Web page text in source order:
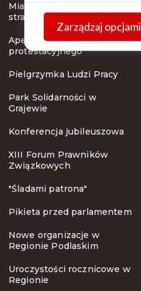
Zarządzaj opcjami
Miasteczko protestacyjne
strażaków
Apel komitetu
protestacyjnego
Pielgrzymka Ludzi Pracy
Park Solidarności w
Grajewie
Konferencja jubileuszowa
XIII Forum Prawników
Związkowych
"Śladami patrona"
Pikieta przed parlamentem
Nowe organizacje w
Regionie Podlaskim
Uroczystości rocznicowe w
Regionie